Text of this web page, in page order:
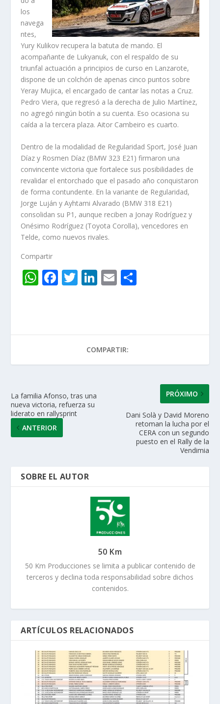
los
navega
ntes,
Yury Kulikov recupera la batuta de mando. El
acompañante de Lukyanuk, con el respaldo de su
triunfal actuación a principios de curso en Lanzarote,
dispone de un colchón de apenas cinco puntos sobre
Yeray Mujica, el encargado de cantar las notas a Cruz.
Pedro Viera, que regresó a la derecha de Julio Martínez,
no agregó ningún botín a su cuenta. Eso ocasiona su
caída a la tercera plaza. Aitor Cambeiro es cuarto.
Dentro de la modalidad de Regularidad Sport, José Juan
Díaz y Rosmen Díaz (BMW 323 E21) firmaron una
convincente victoria que fortalece sus posibilidades de
revalidar el entorchado que el pasado año conquistaron
de forma contundente. En la variante de Regularidad,
Jorge Luján y Ayhtami Alvarado (BMW 318 E21)
consolidan su P1, aunque reciben a Jonay Rodríguez y
Onésimo Rodríguez (Toyota Corolla), vencedores en
Telde, como nuevos rivales.
Compartir
W
A
p
F
o
k
T Li
dI
n
E
ar
r
COMPARTIR:
La familia Afonso, tras una
nueva victoria, refuerza su
liderato en rallysprint
ANTERIOR
PRÓXIMO
Dani Solà y David Moreno
retoman la lucha por el
CERA con un segundo
puesto en el Rally de la
Vendimia
SOBRE EL AUTOR
50 Km
50 Km Producciones se limita a publicar contenido de
terceros y declina toda responsabilidad sobre dichos
contenidos.
ARTÍCULOS RELACIONADOS